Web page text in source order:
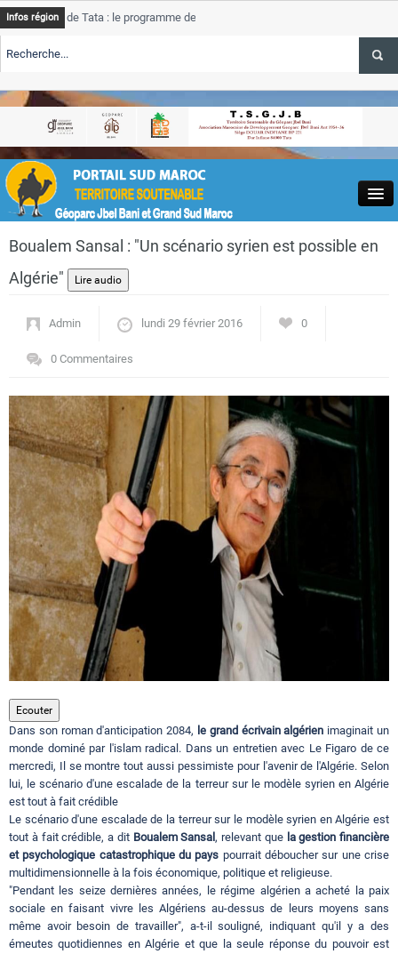
Close
Actualités
Circuits touristiques
Tourisme
Régions
Hotels
Evenements
Contact
Infos région
de Tata : le programme de rehabilitation post-inondations
ALERTE TSGJB Tourisme : l’ONMT renforce l’aerien a Dakhla et
ALERTE TSGJB Tourisme au Maroc : Transavia renforce les vols Paris-
Boualem Sansal : "Un scénario syrien est possible en
Algérie"
Admin lundi 29 février 2016 0
0 Commentaires
Ecouter
Dans son roman d'anticipation 2084, le grand écrivain algérien imaginait un
monde dominé par l'islam radical. Dans un entretien avec Le Figaro de ce
mercredi, Il se montre tout aussi pessimiste pour l'avenir de l'Algérie. Selon
lui, le scénario d'une escalade de la terreur sur le modèle syrien en Algérie
est tout à fait crédible
Le scénario d'une escalade de la terreur sur le modèle syrien en Algérie est
tout à fait crédible, a dit Boualem Sansal, relevant que la gestion financière
et psychologique catastrophique du pays pourrait déboucher sur une crise
multidimensionnelle à la fois économique, politique et religieuse.
"Pendant les seize dernières années, le régime algérien a acheté la paix
sociale en faisant vivre les Algériens au-dessus de leurs moyens sans
même avoir besoin de travailler", a-t-il souligné, indiquant qu'il y a des
émeutes quotidiennes en Algérie et que la seule réponse du pouvoir est